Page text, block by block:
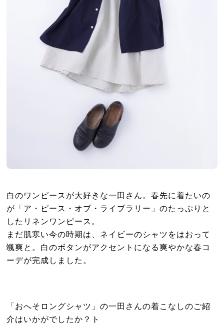
白のワンピースが大好きな一田さん。春先に着たいの
が「ア・ピース・オブ・ライブラリー」のたっぷりと
したリネンワンピース。
まだ肌寒い今の時期は、ネイビーのシャツをはおって
颯爽と。白のボタンがアクセントになる爽やかな春コ
ーデが完成しました。
「おへそロングシャツ」の一田さんの着こなしのご紹
介はいかがでしたか？ト